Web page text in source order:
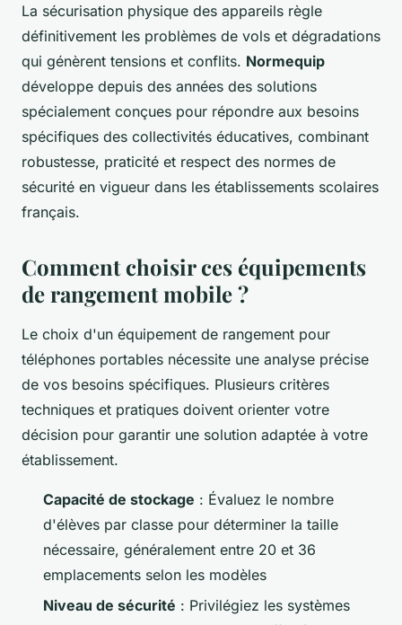
La sécurisation physique des appareils règle
définitivement les problèmes de vols et dégradations
qui génèrent tensions et conflits. Normequip
développe depuis des années des solutions
spécialement conçues pour répondre aux besoins
spécifiques des collectivités éducatives, combinant
robustesse, praticité et respect des normes de
sécurité en vigueur dans les établissements scolaires
français.
Comment choisir ces équipements
de rangement mobile ?
Le choix d'un équipement de rangement pour
téléphones portables nécessite une analyse précise
de vos besoins spécifiques. Plusieurs critères
techniques et pratiques doivent orienter votre
décision pour garantir une solution adaptée à votre
établissement.
Capacité de stockage : Évaluez le nombre
d'élèves par classe pour déterminer la taille
nécessaire, généralement entre 20 et 36
emplacements selon les modèles
Niveau de sécurité : Privilégiez les systèmes